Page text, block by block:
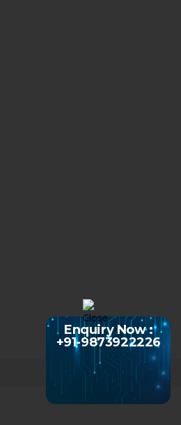
Enquiry Now :
+91-9873922226